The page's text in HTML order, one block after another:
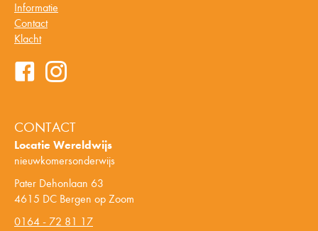
Informatie
Contact
Klacht
CONTACT
Locatie Wereldwijs
nieuwkomersonderwijs
Pater Dehonlaan 63
4615 DC Bergen op Zoom
0164 - 72 81 17